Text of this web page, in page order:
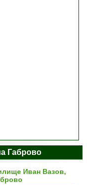
Габрово
Иван Вазов,